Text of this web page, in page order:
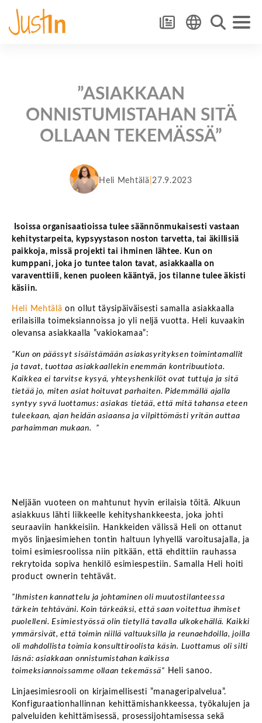
”ASIAKKAAN
ONNISTUMISTAHAN SITÄ
OLLAAN TEKEMÄSSÄ”
Heli Mehtälä 27.9.2023
Isoissa organisaatioissa tulee säännönmukaisesti vastaan
kehitystarpeita, kypsyystason noston tarvetta, tai äkillisiä
paikkoja, missä projekti tai ihminen lähtee. Kun on
kumppani, joka jo tuntee talon tavat, asiakkaalla on
varaventtiili, kenen puoleen kääntyä, jos tilanne tulee äkisti
käsiin.
Heli Mehtälä on ollut täysipäiväisesti samalla asiakkaalla
erilaisilla toimeksiannoissa jo yli neljä vuotta. Heli kuvaakin
olevansa asiakkaalla ”vakiokamaa”:
”Kun on päässyt sisäistämään asiakasyrityksen toimintamallit
ja tavat, tuottaa asiakkaallekin enemmän kontribuutiota.
Kaikkea ei tarvitse kysyä, yhteyshenkilöt ovat tuttuja ja sitä
tietää jo, miten asiat hoituvat parhaiten. Pidemmällä ajalla
syntyy syvä luottamus: asiakas tietää, että mitä tahansa eteen
tuleekaan, ajan heidän asiaansa ja vilpittömästi yritän auttaa
parhaimman mukaan. ”
Neljään vuoteen on mahtunut hyvin erilaisia töitä. Alkuun
asiakkuus lähti liikkeelle kehityshankkeesta, joka johti
seuraaviin hankkeisiin. Hankkeiden välissä Heli on ottanut
myös linjaesimiehen tontin haltuun lyhyellä varoitusajalla, ja
toimi esimiesroolissa niin pitkään, että ehdittiin rauhassa
rekrytoida sopiva henkilö esimiespestiin. Samalla Heli hoiti
product ownerin tehtävät.
”Ihmisten kannattelu ja johtaminen oli muutostilanteessa
tärkein tehtäväni. Koin tärkeäksi, että saan voitettua ihmiset
puolelleni. Esimiestyössä olin tietyllä tavalla ulkokehällä. Kaikki
ymmärsivät, että toimin niillä valtuuksilla ja reunaehdoilla, joilla
oli mahdollista toimia konsulttiroolista käsin. Luottamus oli silti
läsnä: asiakkaan onnistumistahan kaikissa
toimeksiannoissamme ollaan tekemässä” Heli sanoo.
Linjaesimiesrooli on kirjaimellisesti ”manageripalvelua”.
Konfiguraationhallinnan kehittämishankkeessa, työkalujen ja
palveluiden kehittämisessä, prosessijohtamisessa sekä